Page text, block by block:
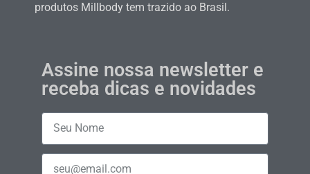
produtos Millbody tem trazido ao Brasil.
Assine nossa newsletter e
receba dicas e novidades